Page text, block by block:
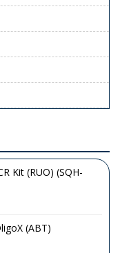
Kit (RUO) (SQH-
(ABT)